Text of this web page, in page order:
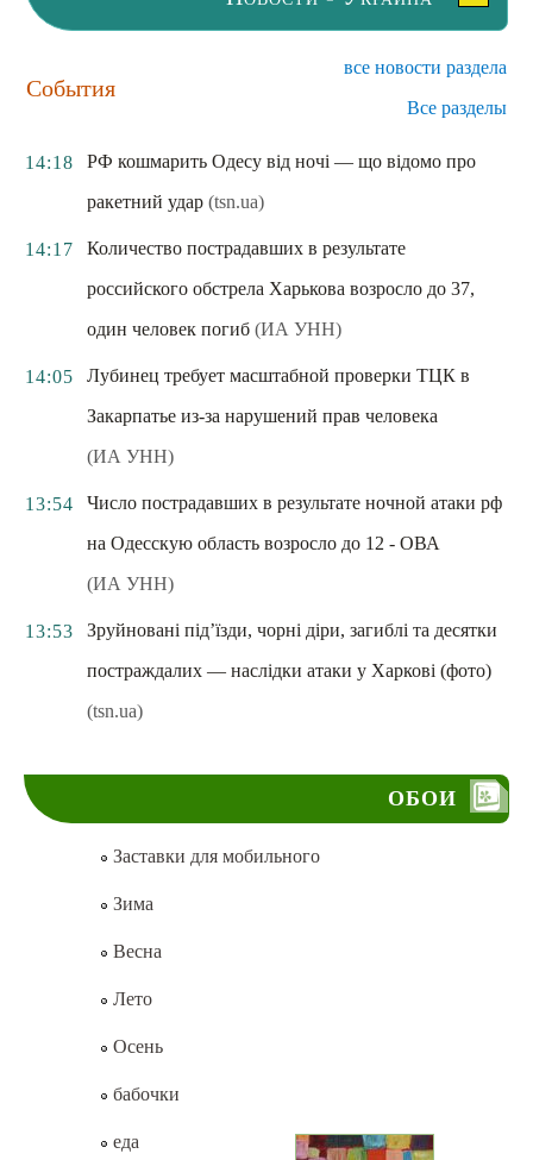
События
все новости раздела
Все разделы
14:18
РФ кошмарить Одесу від ночі — що відомо про
ракетний удар (tsn.ua)
14:17
Количество пострадавших в результате
российского обстрела Харькова возросло до 37,
один человек погиб (ИА УНН)
14:05
Лубинец требует масштабной проверки ТЦК в
Закарпатье из-за нарушений прав человека
(ИА УНН)
13:54
Число пострадавших в результате ночной атаки рф
на Одесскую область возросло до 12 - ОВА
(ИА УНН)
13:53
Зруйновані під’їзди, чорні діри, загиблі та десятки
постраждалих — наслідки атаки у Харкові (фото)
(tsn.ua)
ОБОИ
Заставки для мобильного
Зима
Весна
Лето
Осень
бабочки
еда